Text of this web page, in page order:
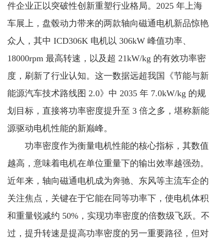
件企业正以突破性创新重塑行业格局。2025 年上海
车展上，盘毂动力带来的两款轴向磁通电机新品惊艳
众人，其中 ICD306K 电机以 306kW 峰值功率、
18000rpm 最高转速，以及超 21kW/kg 的有效功率密
度，刷新了行业认知。这一数据远超我国《节能与新
能源汽车技术路线图 2.0》中 2035 年 7.0kW/kg 的规
划目标，直接将功率密度提升至 3 倍之多，堪称新能
源驱动电机性能的新巅峰。
功率密度作为衡量电机性能的核心指标，其数值
越高，意味着电机在单位重量下的输出效率越强劲。
近年来，轴向磁通电机成为奔驰、东风等主流车企的
关注焦点，关键在于它能在同等功率下，使电机体积
和重量锐减约 50%，实现功率密度的倍数级飞跃。不
过，提升转速是提高功率密度的另一重要路径，但对